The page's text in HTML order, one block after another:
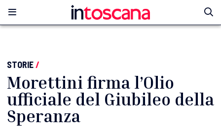
STORIE/
Morettini firma l’Olio
ufficiale del Giubileo della
Speranza